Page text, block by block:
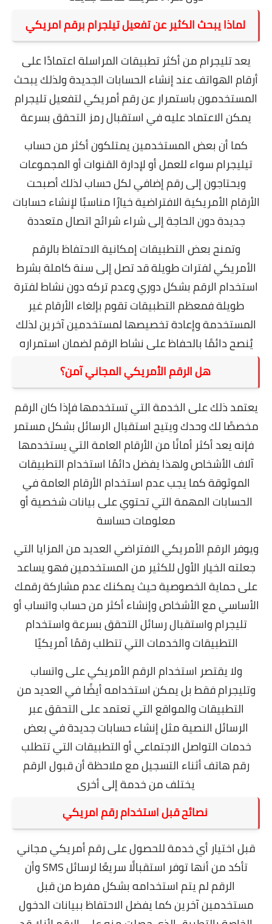
لماذا يبحث الكثير عن تفعيل تيلجرام برقم امريكي
يعد تليجرام من أكثر تطبيقات المراسلة اعتمادًا على
أرقام الهواتف عند إنشاء الحسابات الجديدة ولذلك يبحث
المستخدمون باستمرار عن رقم أمريكي لتفعيل تليجرام
يمكن الاعتماد عليه في استقبال رمز التحقق بسرعة
كما أن بعض المستخدمين يمتلكون أكثر من حساب
تيليجرام سواء للعمل أو لإدارة القنوات أو المجموعات
ويحتاجون إلى رقم إضافي لكل حساب لذلك أصبحت
الأرقام الأمريكية الافتراضية خيارًا مناسبًا لإنشاء حسابات
جديدة دون الحاجة إلى شراء شرائح اتصال متعددة
وتمنح بعض التطبيقات إمكانية الاحتفاظ بالرقم
الأمريكي لفترات طويلة قد تصل إلى سنة كاملة بشرط
استخدام الرقم بشكل دوري وعدم تركه دون نشاط لفترة
طويلة فمعظم التطبيقات تقوم بإلغاء الأرقام غير
المستخدمة وإعادة تخصيصها لمستخدمين آخرين لذلك
يُنصح دائمًا بالحفاظ على نشاط الرقم لضمان استمراره
هل الرقم الأمريكي المجاني آمن؟
يعتمد ذلك على الخدمة التي تستخدمها فإذا كان الرقم
مخصصًا لك وحدك ويتيح استقبال الرسائل بشكل مستمر
فإنه يعد أكثر أمانًا من الأرقام العامة التي يستخدمها
آلاف الأشخاص ولهذا يفضل دائمًا استخدام التطبيقات
الموثوقة كما يجب عدم استخدام الأرقام العامة في
الحسابات المهمة التي تحتوي على بيانات شخصية أو
معلومات حساسة
ويوفر الرقم الأمريكي الافتراضي العديد من المزايا التي
جعلته الخيار الأول للكثير من المستخدمين فهو يساعد
على حماية الخصوصية حيث يمكنك عدم مشاركة رقمك
الأساسي مع الأشخاص وإنشاء أكثر من حساب واتساب أو
تليجرام واستقبال رسائل التحقق بسرعة واستخدام
التطبيقات والخدمات التي تتطلب رقمًا أمريكيًا
ولا يقتصر استخدام الرقم الأمريكي على واتساب
وتليجرام فقط بل يمكن استخدامه أيضًا في العديد من
التطبيقات والمواقع التي تعتمد على التحقق عبر
الرسائل النصية مثل إنشاء حسابات جديدة في بعض
خدمات التواصل الاجتماعي أو التطبيقات التي تتطلب
رقم هاتف أثناء التسجيل مع ملاحظة أن قبول الرقم
يختلف من خدمة إلى أخرى
نصائح قبل استخدام رقم امريكي
قبل اختيار أي خدمة للحصول على رقم أمريكي مجاني
تأكد من أنها توفر استقبالًا سريعًا لرسائل SMS وأن
الرقم لم يتم استخدامه بشكل مفرط من قبل
مستخدمين آخرين كما يفضل الاحتفاظ ببيانات الدخول